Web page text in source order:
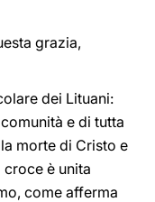
grazia,
dei Lituani:
e di tutta
morte di Cristo e
croce è unita
come afferma